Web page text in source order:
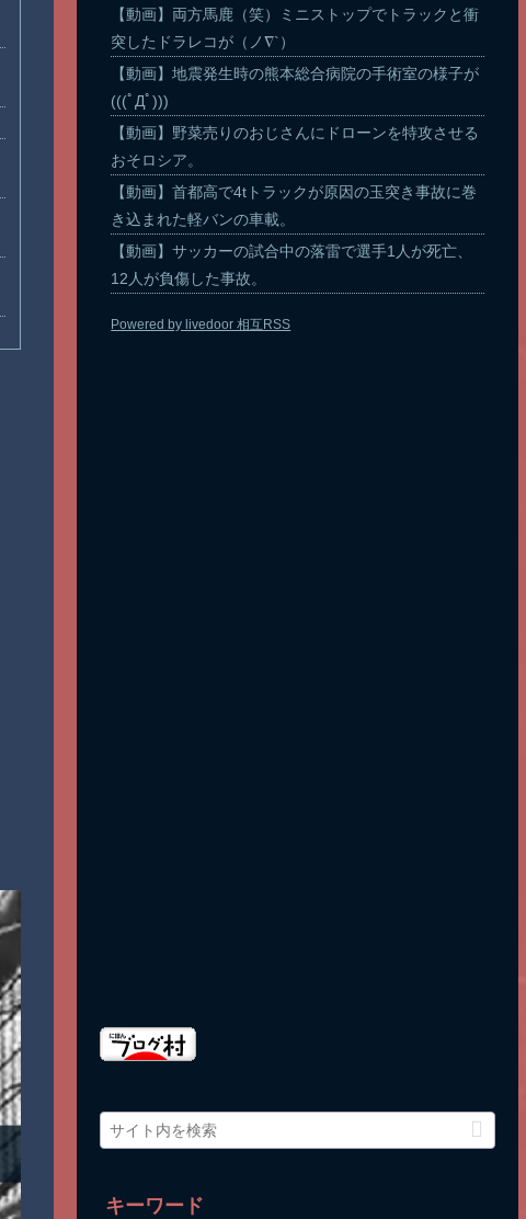
【動画】両方馬鹿（笑）ミニストップでトラックと衝
突したドラレコが（ノ∇`）
【動画】地震発生時の熊本総合病院の手術室の様子が
(((ﾟДﾟ)))
【動画】野菜売りのおじさんにドローンを特攻させる
おそロシア。
【動画】首都高で4tトラックが原因の玉突き事故に巻
き込まれた軽バンの車載。
【動画】サッカーの試合中の落雷で選手1人が死亡、
12人が負傷した事故。
Powered by livedoor 相互RSS
キーワード